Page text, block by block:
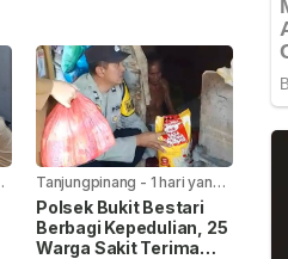
Tanjungpinang - 1 hari yang
lalu
Polsek Bukit Bestari
Berbagi Kepedulian, 25
Warga Sakit Terima